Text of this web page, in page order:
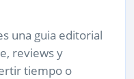
una guia editorial
reviews y
tiempo o